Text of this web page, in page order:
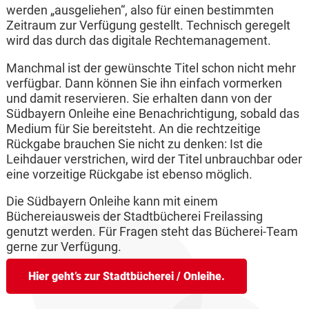
werden „ausgeliehen“, also für einen bestimmten
Zeitraum zur Verfügung gestellt. Technisch geregelt
wird das durch das digitale Rechtemanagement.
Manchmal ist der gewünschte Titel schon nicht mehr
verfügbar. Dann können Sie ihn einfach vormerken
und damit reservieren. Sie erhalten dann von der
Südbayern Onleihe eine Benachrichtigung, sobald das
Medium für Sie bereitsteht. An die rechtzeitige
Rückgabe brauchen Sie nicht zu denken: Ist die
Leihdauer verstrichen, wird der Titel unbrauchbar oder
eine vorzeitige Rückgabe ist ebenso möglich.
Die Südbayern Onleihe kann mit einem
Büchereiausweis der Stadtbücherei Freilassing
genutzt werden. Für Fragen steht das Bücherei-Team
gerne zur Verfügung.
Hier geht’s zur Stadtbücherei / Onleihe.